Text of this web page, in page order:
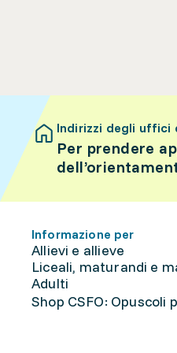
Indirizzi degli uffici
Per prendere
Informazione per
Allievi e allieve
Liceali, maturandi e
Adulti
Shop CSFO: